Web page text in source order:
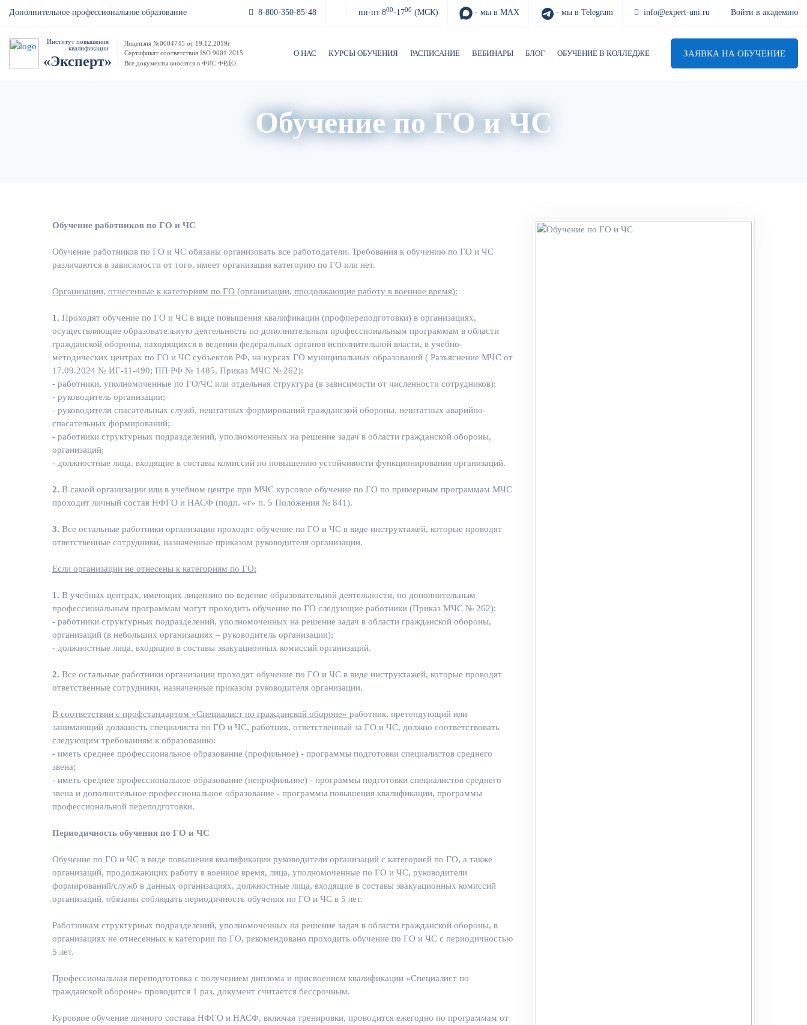
Дополнительное профессиональное образование 8-800-350-85-48 пн-пт 800-1700 (МСК) - мы в MAX - мы в Telegram info@expert-uni.ru Войти в академию
Институт повышения
квалификации
«Эксперт»
Лицензия №0004745 от 19.12.2019г
Сертификат соответствия ISO 9001:2015
Все документы вносятся в ФИС ФРДО
О НАС КУРСЫ ОБУЧЕНИЯ РАСПИСАНИЕ ВЕБИНАРЫ БЛОГ ОБУЧЕНИЕ В КОЛЛЕДЖЕ ЗАЯВКА НА ОБУЧЕНИЕ
Обучение по ГО и ЧС
Обучение работников по ГО и ЧС
Обучение работников по ГО и ЧС обязаны организовать все работодатели. Требования к обучению по ГО и ЧС
различаются в зависимости от того, имеет организация категорию по ГО или нет.
Организации, отнесенные к категориям по ГО (организации, продолжающие работу в военное время):
1. Проходят обучение по ГО и ЧС в виде повышения квалификации (профпереподготовки) в организациях,
осуществляющие образовательную деятельность по дополнительным профессиональным программам в области
гражданской обороны, находящихся в ведении федеральных органов исполнительной власти, в учебно-
методических центрах по ГО и ЧС субъектов РФ, на курсах ГО муниципальных образований ( Разъяснение МЧС от
17.09.2024 № ИГ-11-490; ПП РФ № 1485, Приказ МЧС № 262):
- работники, уполномоченные по ГО/ЧС или отдельная структура (в зависимости от численности сотрудников);
- руководитель организации;
- руководители спасательных служб, нештатных формирований гражданской обороны, нештатных аварийно-
спасательных формирований;
- работники структурных подразделений, уполномоченных на решение задач в области гражданской обороны,
организаций;
- должностные лица, входящие в составы комиссий по повышению устойчивости функционирования организаций.
2. В самой организации или в учебном центре при МЧС курсовое обучение по ГО по примерным программам МЧС
проходит личный состав НФГО и НАСФ (подп. «г» п. 5 Положения № 841).
3. Все остальные работники организации проходят обучение по ГО и ЧС в виде инструктажей, которые проводят
ответственные сотрудники, назначенные приказом руководителя организации.
Если организации не отнесены к категориям по ГО:
1. В учебных центрах, имеющих лицензию по ведение образовательной деятельности, по дополнительным
профессиональным программам могут проходить обучение по ГО следующие работники (Приказ МЧС № 262):
- работники структурных подразделений, уполномоченных на решение задач в области гражданской обороны,
организаций (в небольших организациях – руководитель организации);
- должностные лица, входящие в составы эвакуационных комиссий организаций.
2. Все остальные работники организации проходят обучение по ГО и ЧС в виде инструктажей, которые проводят
ответственные сотрудники, назначенные приказом руководителя организации.
В соответствии с профстандартом «Специалист по гражданской обороне» работник, претендующий или
занимающий должность специалиста по ГО и ЧС, работник, ответственный за ГО и ЧС, должно соответствовать
следующим требованиям к образованию:
- иметь среднее профессиональное образование (профильное) - программы подготовки специалистов среднего
звена;
- иметь среднее профессиональное образование (непрофильное) - программы подготовки специалистов среднего
звена и дополнительное профессиональное образование - программы повышения квалификации, программы
профессиональной переподготовки.
Периодичность обучения по ГО и ЧС
Обучение по ГО и ЧС в виде повышения квалификации руководители организаций с категорией по ГО, а также
организаций, продолжающих работу в военное время, лица, уполномоченные по ГО и ЧС, руководители
формирований/служб в данных организациях, должностные лица, входящие в составы эвакуационных комиссий
организаций, обязаны соблюдать периодичность обучения по ГО и ЧС в 5 лет.
Работникам структурных подразделений, уполномоченных на решение задач в области гражданской обороны, в
организациях не отнесенных к категории по ГО, рекомендовано проходить обучение по ГО и ЧС с периодичностью
5 лет.
Профессиональная переподготовка с получением диплома и присвоением квалификации «Специалист по
гражданской обороне» проводится 1 раз, документ считается бессрочным.
Курсовое обучение личного состава НФГО и НАСФ, включая тренировки, проводится ежегодно по программам от